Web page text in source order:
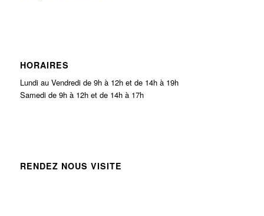
HORAIRES
Lundi au Vendredi de 9h à 12h et de 14h à 19h
Samedi de 9h à 12h et de 14h à 17h
RENDEZ NOUS VISITE